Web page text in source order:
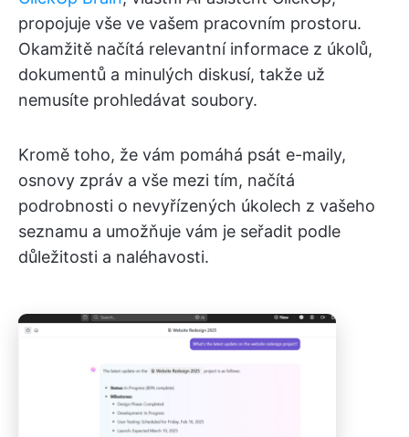
propojuje vše ve vašem pracovním prostoru.
Okamžitě načítá relevantní informace z úkolů,
dokumentů a minulých diskusí, takže už
nemusíte prohledávat soubory.
Kromě toho, že vám pomáhá psát e-maily,
osnovy zpráv a vše mezi tím, načítá
podrobnosti o nevyřízených úkolech z vašeho
seznamu a umožňuje vám je seřadit podle
důležitosti a naléhavosti.